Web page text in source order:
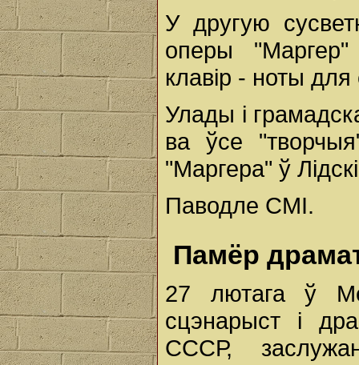
У другую
оперы "Маргер"
клавір - ноты
Улады і
ва ўсе
"Маргера" ў
Паводле СМІ.
Памёр
27 лютага ў
сцэнарыст і
СССР,